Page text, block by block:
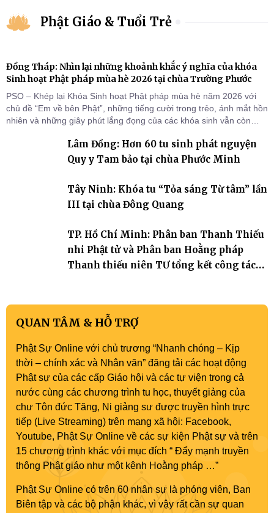
Phật Giáo & Tuổi Trẻ
Đồng Tháp: Nhìn lại những khoảnh khắc ý nghĩa của khóa
Sinh hoạt Phật pháp mùa hè 2026 tại chùa Trường Phước
PSO – Khép lại Khóa Sinh hoạt Phật pháp mùa hè năm 2026 với
chủ đề “Em về bên Phật”, những tiếng cười trong trẻo, ánh mắt hồn
nhiên và những giây phút lắng đọng của các khóa sinh vẫn còn
Tháp). Những tuần tu học ngắn ngủi nhưng đã trở thành hành
trang quý báu, gieo những hạt giống thiện l
Lâm Đồng: Hơn 60 tu sinh phát nguyện
Quy y Tam bảo tại chùa Phước Minh
Tây Ninh: Khóa tu “Tỏa sáng Từ tâm” lần
III tại chùa Đông Quang
TP. Hồ Chí Minh: Phân ban Thanh Thiếu
nhi Phật tử và Phân ban Hoằng pháp
Thanh thiếu niên TƯ tổng kết công tác
QUAN TÂM & HỖ TRỢ
Phật Sự Online với chủ trương “Nhanh chóng – Kịp
thời – chính xác và Nhân văn” đăng tải các hoạt động
Phật sự của các cấp Giáo hội và các tự viện trong cả
nước cùng các chương trình tu học, thuyết giảng của
chư Tôn đức Tăng, Ni giảng sư được truyền hình trực
tiếp (Live Streaming) trên mạng xã hội: Facebook,
Youtube, Phật Sự Online về các sự kiện Phật sự và trên
15 chương trình khác với mục đích “ Đẩy mạnh truyền
thông Phật giáo như một kênh Hoằng pháp …”
Phật Sự Online có trên 60 nhân sự là phóng viên, Ban
Biên tập và các bộ phận khác, vì vậy rất cần sự quan